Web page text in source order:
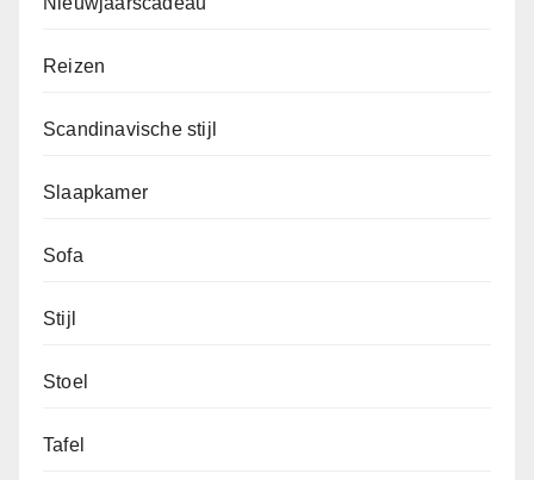
Reizen
Scandinavische stijl
Slaapkamer
Sofa
Stijl
Stoel
Tafel